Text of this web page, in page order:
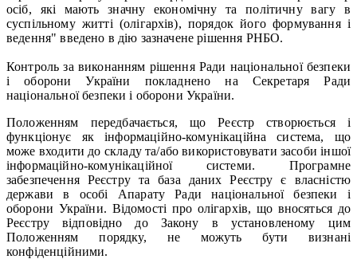
осіб, які мають значну економічну та політичну вагу в
суспільному житті (олігархів), порядок його формування і
ведення" введено в дію зазначене рішення РНБО.
Контроль за виконанням рішення Ради національної безпеки
і оборони України покладнено на Секретаря Ради
національної безпеки і оборони України.
Положенням передбачається, що Реєстр створюється і
функціонує як інформаційно-комунікаційна система, що
може входити до складу та/або використовувати засоби іншої
інформаційно-комунікаційної системи. Програмне
забезпечення Реєстру та база даних Реєстру є власністю
держави в особі Апарату Ради національної безпеки і
оборони України. Відомості про олігархів, що вносяться до
Реєстру відповідно до Закону в установленому цим
Положенням порядку, не можуть бути визнані
конфіденційними.